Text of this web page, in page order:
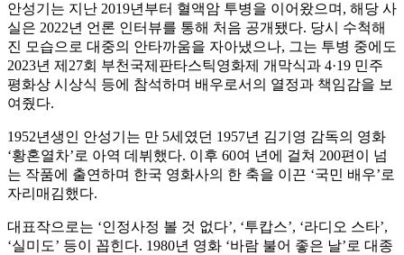
안성기는 지난 2019년부터 혈액암 투병을 이어왔으며, 해당 사
실은 2022년 언론 인터뷰를 통해 처음 공개됐다. 당시 수척해
진 모습으로 대중의 안타까움을 자아냈으나, 그는 투병 중에도
2023년 제27회 부천국제판타스틱영화제 개막식과 4·19 민주
평화상 시상식 등에 참석하며 배우로서의 열정과 책임감을 보
여줬다.
1952년생인 안성기는 만 5세였던 1957년 김기영 감독의 영화
‘황혼열차’로 아역 데뷔했다. 이후 60여 년에 걸쳐 200편이 넘
는 작품에 출연하며 한국 영화사의 한 축을 이끈 ‘국민 배우’로
자리매김했다.
대표작으로는 ‘인정사정 볼 것 없다’, ‘투캅스’, ‘라디오 스타’,
‘실미도’ 등이 꼽힌다. 1980년 영화 ‘바람 불어 좋은 날’로 대종